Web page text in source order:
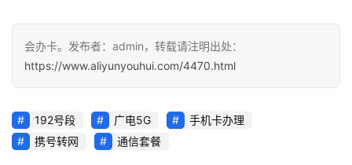
会办卡。发布者：admin，转载请注明出处：
https://www.aliyunyouhui.com/4470.html
192号段 广电5G
手机卡办理
携号转网
通信套餐